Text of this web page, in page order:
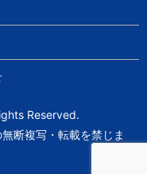
Reserved.
断複写・転載を禁じま